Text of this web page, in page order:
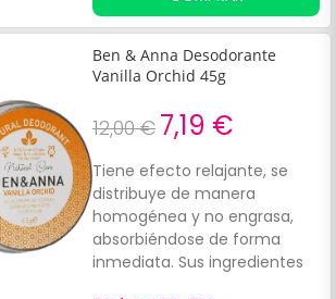
agradable fragancia única de
Nivea Creme, un aroma muy
familiar.
Ben & Anna Desodorante
Vanilla Orchid 45g
12,00 € 7,19 €
Tiene efecto relajante, se
distribuye de manera
homogénea y no engrasa,
absorbiéndose de forma
inmediata. Sus ingredientes